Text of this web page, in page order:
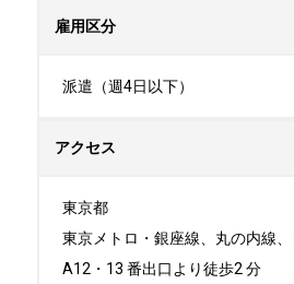
雇用区分
派遣（週4日以下）
アクセス
東京都
東京メトロ・銀座線、丸の内線、
A12・13 番出口より徒歩2 分